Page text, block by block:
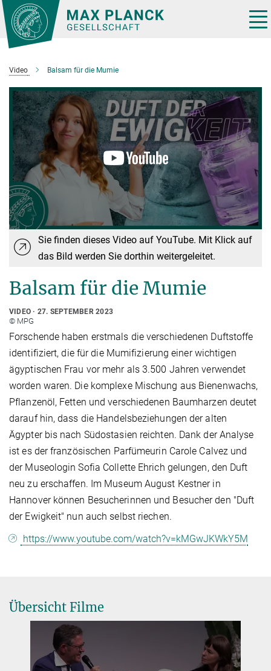
Hauptinhalt
Video Balsam für die Mumie
Sie finden dieses Video auf YouTube. Mit Klick auf
das Bild werden Sie dorthin weitergeleitet.
Balsam für die Mumie
VIDEO 27. SEPTEMBER 2023
© MPG
Forschende haben erstmals die verschiedenen Duftstoffe
identifiziert, die für die Mumifizierung einer wichtigen
ägyptischen Frau vor mehr als 3.500 Jahren verwendet
worden waren. Die komplexe Mischung aus Bienenwachs,
Pflanzenöl, Fetten und verschiedenen Baumharzen deutet
darauf hin, dass die Handelsbeziehungen der alten
Ägypter bis nach Südostasien reichten. Dank der Analyse
ist es der französischen Parfümeurin Carole Calvez und
der Museologin Sofia Collette Ehrich gelungen, den Duft
neu zu erschaffen. Im Museum August Kestner in
Hannover können Besucherinnen und Besucher den "Duft
der Ewigkeit" nun auch selbst riechen.
https://www.youtube.com/watch?v=kMGwJKWkY5M
Übersicht Filme